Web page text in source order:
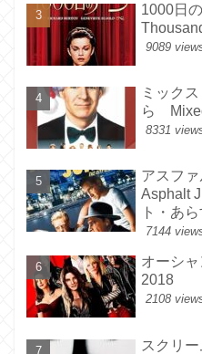
1000日
9089
ミック
ら
8331
アスフ
Asphalt
ト・あ
7144
オーシ
2018
2108
スクリ